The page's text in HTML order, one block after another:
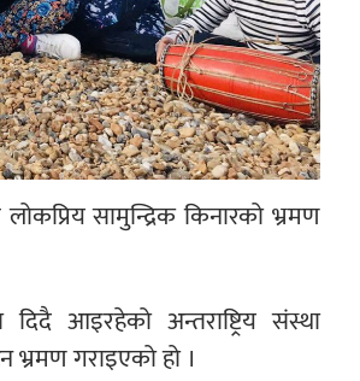
सामुन्द्रिक किनारको भ्रमण
आइरहेको अन्तराष्ट्रिय संस्था
भ्रमण गराइएको हो ।